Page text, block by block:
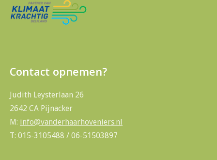
Contact opnemen?
Judith Leysterlaan 26
2642 CA Pijnacker
M: info@vanderhaarhoveniers.nl
T: 015-3105488 / 06-51503897